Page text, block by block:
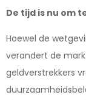
De tijd is nu om
Hoewel de
verandert de
geldverstrekkers